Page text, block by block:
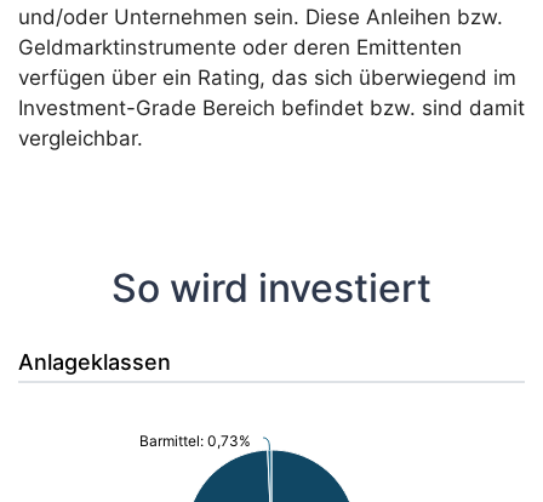
und/oder Unternehmen sein. Diese Anleihen bzw.
Geldmarktinstrumente oder deren Emittenten
verfügen über ein Rating, das sich überwiegend im
Investment-Grade Bereich befindet bzw. sind damit
vergleichbar.
So wird investiert
Anlageklassen
Barmittel: 0,73%